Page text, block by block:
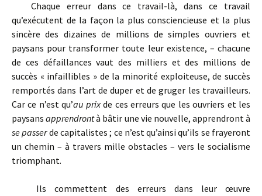
Chaque erreur dans ce travail-là, dans ce travail
qu’exécutent de la façon la plus consciencieuse et la plus
sincère des dizaines de millions de simples ouvriers et
paysans pour transformer toute leur existence, – chacune
de ces défaillances vaut des milliers et des millions de
succès « infaillibles » de la minorité exploiteuse, de succès
remportés dans l’art de duper et de gruger les travailleurs.
Car ce n’est qu’au prixde ces erreurs que les ouvriers et les
paysansapprendrontà bâtir une vie nouvelle, apprendront à
se passerde capitalistes ; ce n’est qu’ainsi qu’ils se frayeront
un chemin – à travers mille obstacles – vers le socialisme
triomphant.
Ils commettent des erreurs dans leur œuvre